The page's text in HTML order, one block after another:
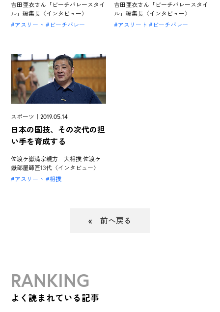
吉田亜衣さん「ビーチバレースタイ
ル」編集長〈インタビュー〉
アスリート
ビーチバレー
吉田亜衣さん「ビーチバレースタイ
ル」編集長〈インタビュー〉
アスリート
ビーチバレー
スポーツ｜2019.05.14
日本の国技、その次代の担
い手を育成する
佐渡ケ嶽満宗親方 大相撲 佐渡ケ
嶽部屋師匠13代〈インタビュー〉
アスリート
相撲
«
RANKING
よく読まれている記事